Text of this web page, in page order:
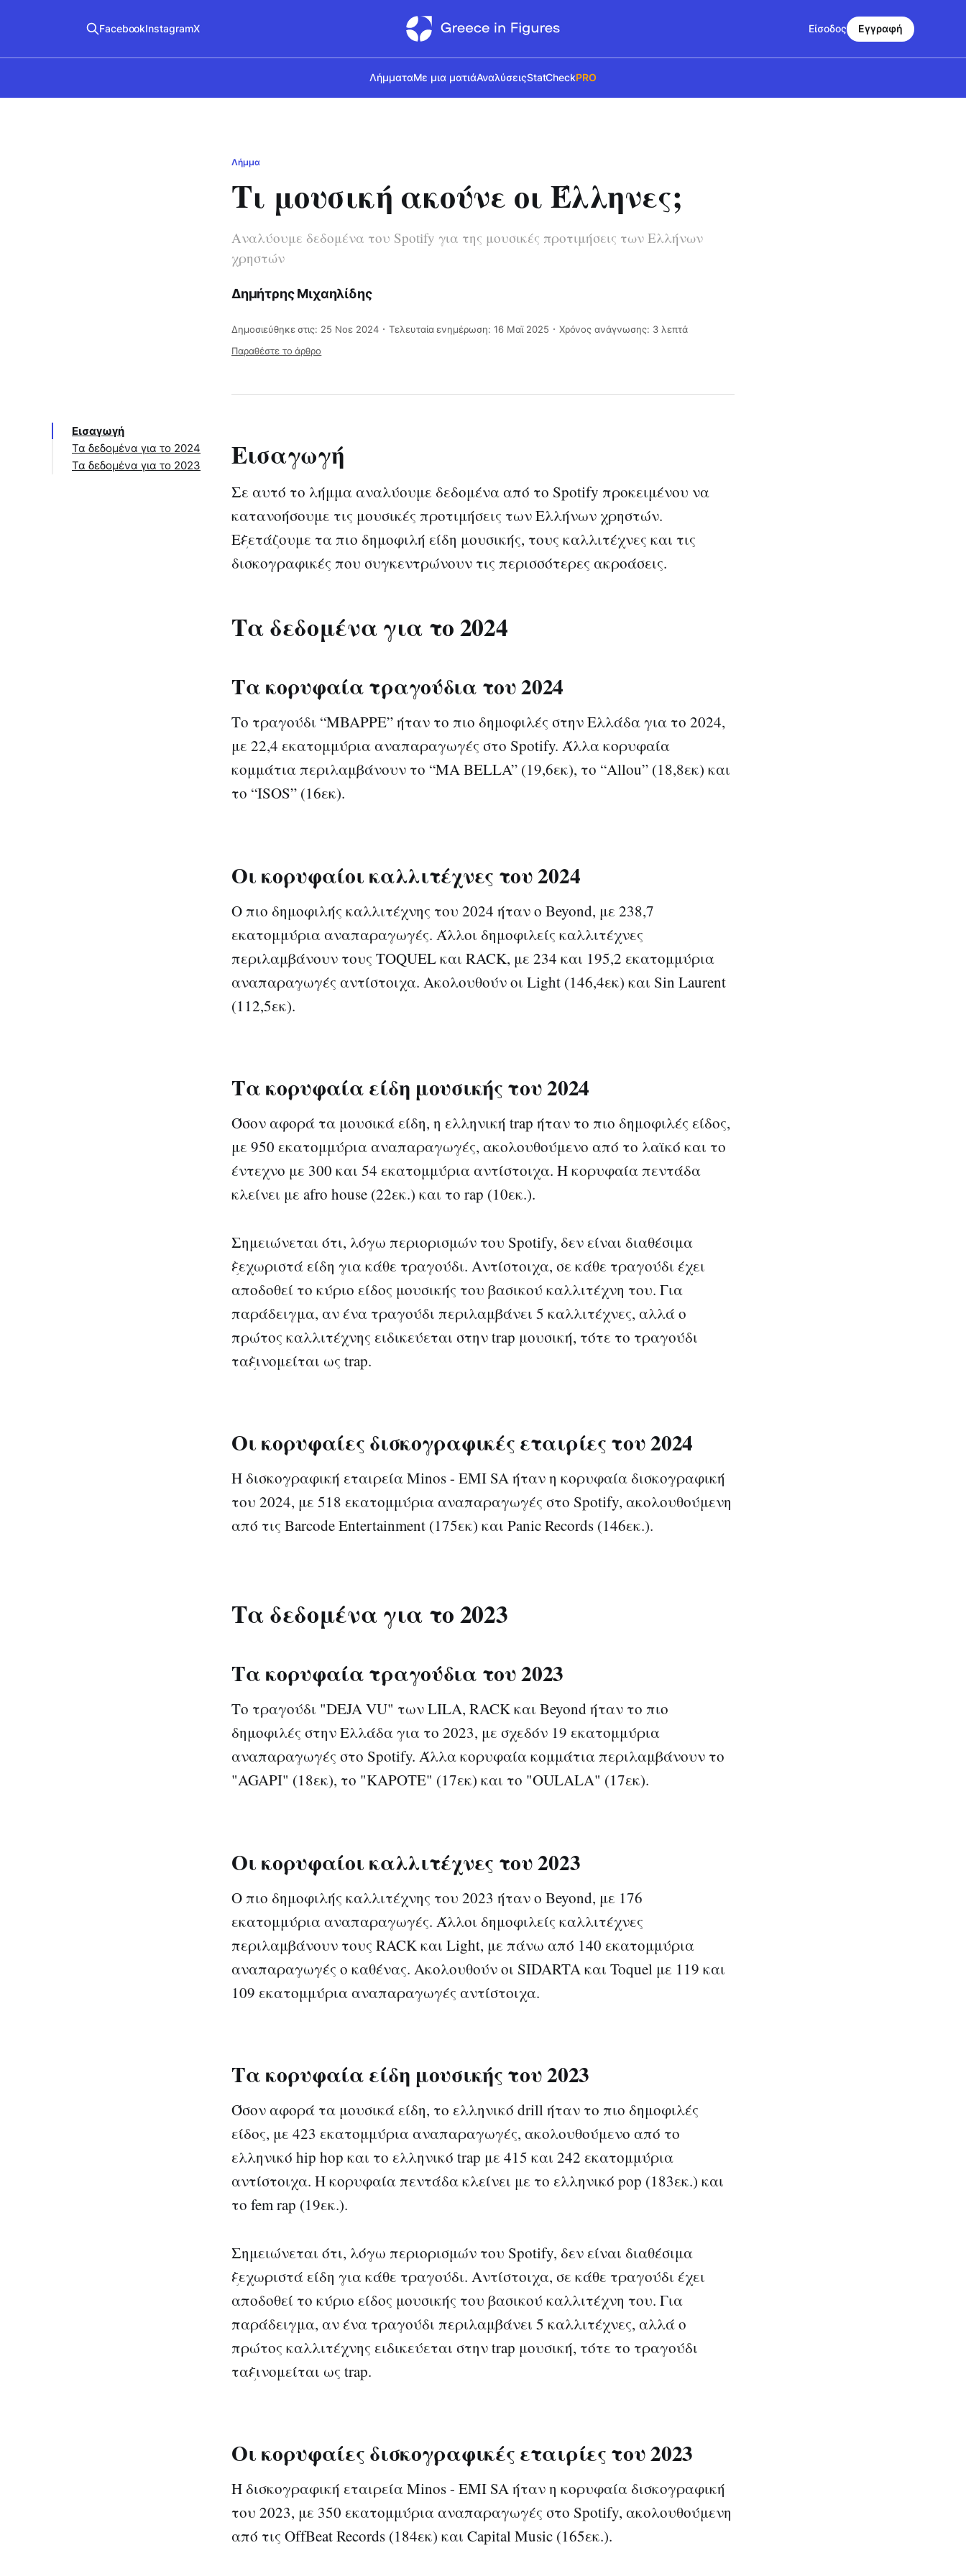
ΛήμματαΜε μια ματιάΑναλύσειςStatCheckPRO
FacebookInstagramX Είσοδος Εγγραφή
Λήμμα
Τι μουσική ακούνε οι Έλληνες;
Αναλύουμε δεδομένα του Spotify για της μουσικές προτιμήσεις των Ελλήνων
χρηστών
Δημήτρης Μιχαηλίδης
Δημοσιεύθηκε στις: 25 Νοε 2024 Τελευταία ενημέρωση: 16 Μαϊ 2025
Χρόνος ανάγνωσης: 3 λεπτά
Παραθέστε το άρθρο
Εισαγωγή
Τα δεδομένα για το 2024
Τα δεδομένα για το 2023
Εισαγωγή
Σε αυτό το λήμμα αναλύουμε δεδομένα από το Spotify προκειμένου να
κατανοήσουμε τις μουσικές προτιμήσεις των Ελλήνων χρηστών.
Εξετάζουμε τα πιο δημοφιλή είδη μουσικής, τους καλλιτέχνες και τις
δισκογραφικές που συγκεντρώνουν τις περισσότερες ακροάσεις.
Τα δεδομένα για το 2024
Τα κορυφαία τραγούδια του 2024
Το τραγούδι “MBAPPE” ήταν το πιο δημοφιλές στην Ελλάδα για το 2024,
με 22,4 εκατομμύρια αναπαραγωγές στο Spotify. Άλλα κορυφαία
κομμάτια περιλαμβάνουν το “MA BELLA” (19,6εκ), το “Allou” (18,8εκ) και
το “ISOS” (16εκ).
Οι κορυφαίοι καλλιτέχνες του 2024
Ο πιο δημοφιλής καλλιτέχνης του 2024 ήταν ο Beyond, με 238,7
εκατομμύρια αναπαραγωγές. Άλλοι δημοφιλείς καλλιτέχνες
περιλαμβάνουν τους TOQUEL και RACK, με 234 και 195,2 εκατομμύρια
αναπαραγωγές αντίστοιχα. Ακολουθούν οι Light (146,4εκ) και Sin Laurent
(112,5εκ).
Τα κορυφαία είδη μουσικής του 2024
Όσον αφορά τα μουσικά είδη, η ελληνική trap ήταν το πιο δημοφιλές είδος,
με 950 εκατομμύρια αναπαραγωγές, ακολουθούμενο από το λαϊκό και το
έντεχνο με 300 και 54 εκατομμύρια αντίστοιχα. Η κορυφαία πεντάδα
κλείνει με afro house (22εκ.) και το rap (10εκ.).
Σημειώνεται ότι, λόγω περιορισμών του Spotify, δεν είναι διαθέσιμα
ξεχωριστά είδη για κάθε τραγούδι. Αντίστοιχα, σε κάθε τραγούδι έχει
αποδοθεί το κύριο είδος μουσικής του βασικού καλλιτέχνη του. Για
παράδειγμα, αν ένα τραγούδι περιλαμβάνει 5 καλλιτέχνες, αλλά ο
πρώτος καλλιτέχνης ειδικεύεται στην trap μουσική, τότε το τραγούδι
ταξινομείται ως trap.
Οι κορυφαίες δισκογραφικές εταιρίες του 2024
Η δισκογραφική εταιρεία Minos - EMI SA ήταν η κορυφαία δισκογραφική
του 2024, με 518 εκατομμύρια αναπαραγωγές στο Spotify, ακολουθούμενη
από τις Barcode Entertainment (175εκ) και Panic Records (146εκ.).
Τα δεδομένα για το 2023
Τα κορυφαία τραγούδια του 2023
Το τραγούδι "DEJA VU" των LILA, RACK και Beyond ήταν το πιο
δημοφιλές στην Ελλάδα για το 2023, με σχεδόν 19 εκατομμύρια
αναπαραγωγές στο Spotify. Άλλα κορυφαία κομμάτια περιλαμβάνουν το
"AGAPI" (18εκ), το "KAPOTE" (17εκ) και το "OULALA" (17εκ).
Οι κορυφαίοι καλλιτέχνες του 2023
Ο πιο δημοφιλής καλλιτέχνης του 2023 ήταν ο Beyond, με 176
εκατομμύρια αναπαραγωγές. Άλλοι δημοφιλείς καλλιτέχνες
περιλαμβάνουν τους RACK και Light, με πάνω από 140 εκατομμύρια
αναπαραγωγές ο καθένας. Ακολουθούν οι SIDARTA και Toquel με 119 και
109 εκατομμύρια αναπαραγωγές αντίστοιχα.
Τα κορυφαία είδη μουσικής του 2023
Όσον αφορά τα μουσικά είδη, το ελληνικό drill ήταν το πιο δημοφιλές
είδος, με 423 εκατομμύρια αναπαραγωγές, ακολουθούμενο από το
ελληνικό hip hop και το ελληνικό trap με 415 και 242 εκατομμύρια
αντίστοιχα. Η κορυφαία πεντάδα κλείνει με το ελληνικό pop (183εκ.) και
το fem rap (19εκ.).
Σημειώνεται ότι, λόγω περιορισμών του Spotify, δεν είναι διαθέσιμα
ξεχωριστά είδη για κάθε τραγούδι. Αντίστοιχα, σε κάθε τραγούδι έχει
αποδοθεί το κύριο είδος μουσικής του βασικού καλλιτέχνη του. Για
παράδειγμα, αν ένα τραγούδι περιλαμβάνει 5 καλλιτέχνες, αλλά ο
πρώτος καλλιτέχνης ειδικεύεται στην trap μουσική, τότε το τραγούδι
ταξινομείται ως trap.
Οι κορυφαίες δισκογραφικές εταιρίες του 2023
Η δισκογραφική εταιρεία Minos - EMI SA ήταν η κορυφαία δισκογραφική
του 2023, με 350 εκατομμύρια αναπαραγωγές στο Spotify, ακολουθούμενη
από τις OffBeat Records (184εκ) και Capital Music (165εκ.).